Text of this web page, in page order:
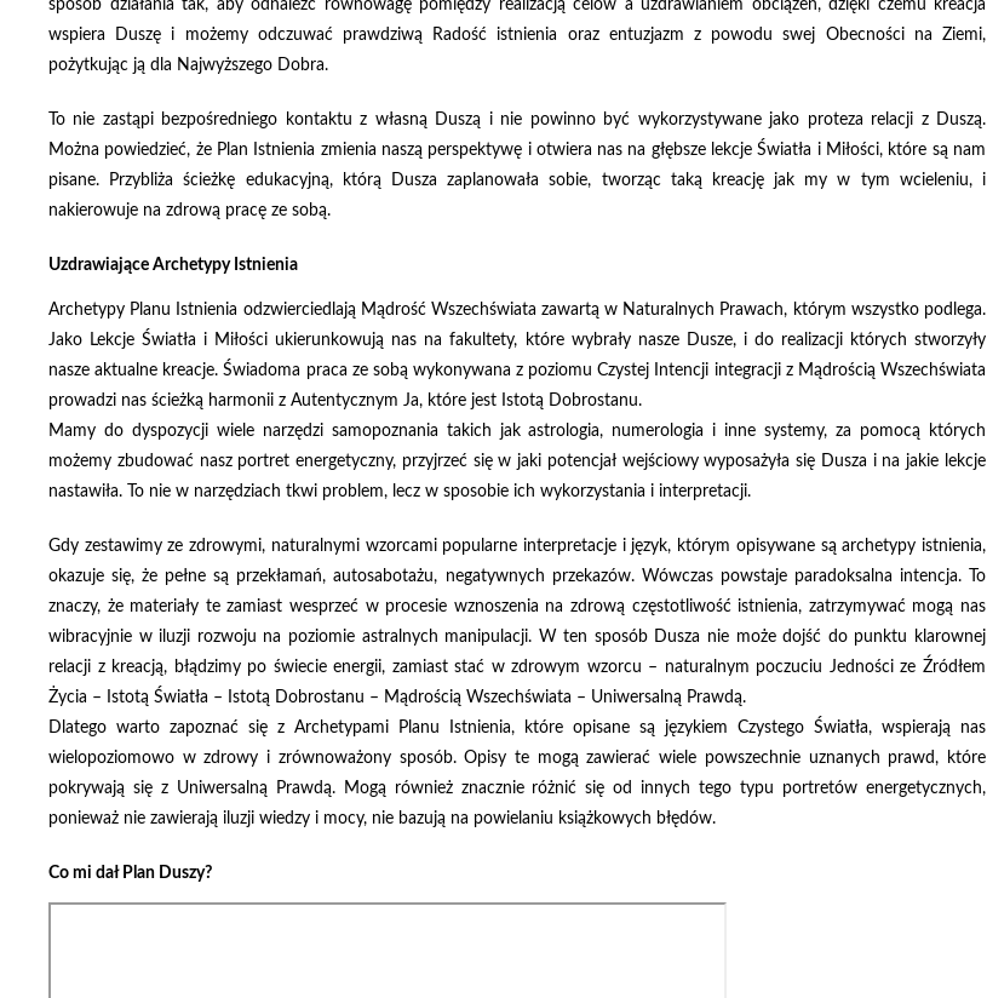
sposób działania tak, aby odnaleźć równowagę pomiędzy realizacją celów a uzdrawianiem obciążeń, dzięki czemu kreacja
wspiera Duszę i możemy odczuwać prawdziwą Radość istnienia oraz entuzjazm z powodu swej Obecności na Ziemi,
pożytkując ją dla Najwyższego Dobra.
To nie zastąpi bezpośredniego kontaktu z własną Duszą i nie powinno być wykorzystywane jako proteza relacji z Duszą.
Można powiedzieć, że Plan Istnienia zmienia naszą perspektywę i otwiera nas na głębsze lekcje Światła i Miłości, które są nam
pisane. Przybliża ścieżkę edukacyjną, którą Dusza zaplanowała sobie, tworząc taką kreację jak my w tym wcieleniu, i
nakierowuje na zdrową pracę ze sobą.
Uzdrawiające Archetypy Istnienia
Archetypy Planu Istnienia odzwierciedlają Mądrość Wszechświata zawartą w Naturalnych Prawach, którym wszystko podlega.
Jako Lekcje Światła i Miłości ukierunkowują nas na fakultety, które wybrały nasze Dusze, i do realizacji których stworzyły
nasze aktualne kreacje. Świadoma praca ze sobą wykonywana z poziomu Czystej Intencji integracji z Mądrością Wszechświata
prowadzi nas ścieżką harmonii z Autentycznym Ja, które jest Istotą Dobrostanu.
Mamy do dyspozycji wiele narzędzi samopoznania takich jak astrologia, numerologia i inne systemy, za pomocą których
możemy zbudować nasz portret energetyczny, przyjrzeć się w jaki potencjał wejściowy wyposażyła się Dusza i na jakie lekcje
nastawiła. To nie w narzędziach tkwi problem, lecz w sposobie ich wykorzystania i interpretacji.
Gdy zestawimy ze zdrowymi, naturalnymi wzorcami popularne interpretacje i język, którym opisywane są archetypy istnienia,
okazuje się, że pełne są przekłamań, autosabotażu, negatywnych przekazów. Wówczas powstaje paradoksalna intencja. To
znaczy, że materiały te zamiast wesprzeć w procesie wznoszenia na zdrową częstotliwość istnienia, zatrzymywać mogą nas
wibracyjnie w iluzji rozwoju na poziomie astralnych manipulacji. W ten sposób Dusza nie może dojść do punktu klarownej
relacji z kreacją, błądzimy po świecie energii, zamiast stać w zdrowym wzorcu – naturalnym poczuciu Jedności ze Źródłem
Życia – Istotą Światła – Istotą Dobrostanu – Mądrością Wszechświata – Uniwersalną Prawdą.
Dlatego warto zapoznać się z Archetypami Planu Istnienia, które opisane są językiem Czystego Światła, wspierają nas
wielopoziomowo w zdrowy i zrównoważony sposób. Opisy te mogą zawierać wiele powszechnie uznanych prawd, które
pokrywają się z Uniwersalną Prawdą. Mogą również znacznie różnić się od innych tego typu portretów energetycznych,
ponieważ nie zawierają iluzji wiedzy i mocy, nie bazują na powielaniu książkowych błędów.
Co mi dał Plan Duszy?